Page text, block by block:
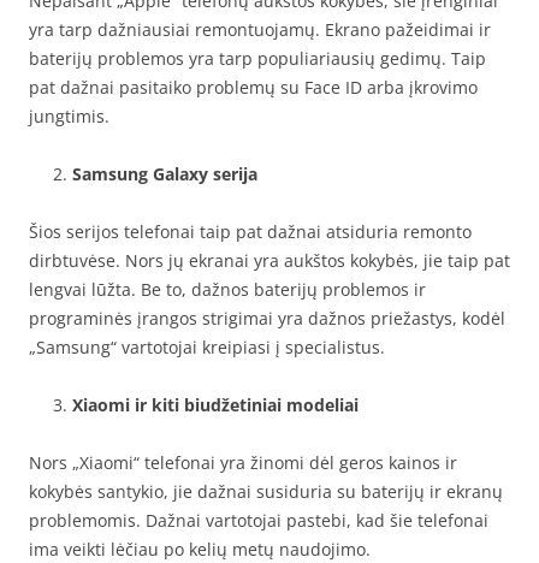
yra tarp dažniausiai remontuojamų. Ekrano pažeidimai ir
baterijų problemos yra tarp populiariausių gedimų. Taip
pat dažnai pasitaiko problemų su Face ID arba įkrovimo
jungtimis.
Samsung Galaxy serija
Šios serijos telefonai taip pat dažnai atsiduria remonto
dirbtuvėse. Nors jų ekranai yra aukštos kokybės, jie taip pat
lengvai lūžta. Be to, dažnos baterijų problemos ir
programinės įrangos strigimai yra dažnos priežastys, kodėl
„Samsung“ vartotojai kreipiasi į specialistus.
Xiaomi ir kiti biudžetiniai modeliai
Nors „Xiaomi“ telefonai yra žinomi dėl geros kainos ir
kokybės santykio, jie dažnai susiduria su baterijų ir ekranų
problemomis. Dažnai vartotojai pastebi, kad šie telefonai
ima veikti lėčiau po kelių metų naudojimo.